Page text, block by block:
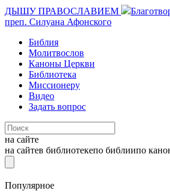
ДЫШУ ПРАВОСЛАВИЕМ
преп. Силуана Афонского
Библия
Молитвослов
Каноны Церкви
Библиотека
Миссионеру
Видео
Задать вопрос
на сайте
на сайтев библиотекепо библиипо
Популярное